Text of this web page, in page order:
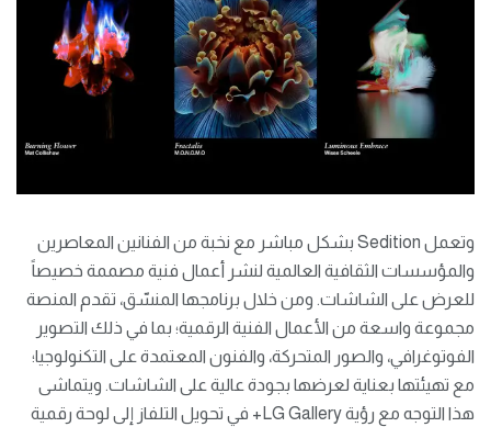
وتعمل Sedition بشكل مباشر مع نخبة من الفنانين المعاصرين
والمؤسسات الثقافية العالمية لنشر أعمال فنية مصممة خصيصاً
للعرض على الشاشات. ومن خلال برنامجها المنسّق، تقدم المنصة
مجموعة واسعة من الأعمال الفنية الرقمية؛ بما في ذلك التصوير
الفوتوغرافي، والصور المتحركة، والفنون المعتمدة على التكنولوجيا؛
مع تهيئتها بعناية لعرضها بجودة عالية على الشاشات. ويتماشى
هذا التوجه مع رؤية LG Gallery+ في تحويل التلفاز إلى لوحة رقمية